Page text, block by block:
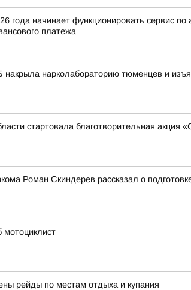
года начинает функционировать сервис
платежа
накрыла нарколабораторию тюменцев и
стартовала благотворительная акция
Роман Скиндерев рассказал о
мотоциклист
рейды по местам отдыха и купания